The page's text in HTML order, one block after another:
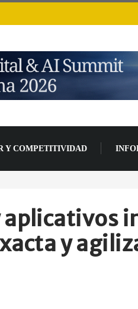
Y COMPETITIVIDAD
y